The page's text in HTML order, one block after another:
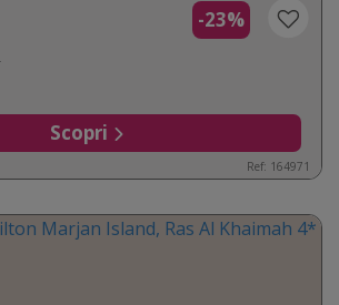
-23%
Scopri
Ref: 164971